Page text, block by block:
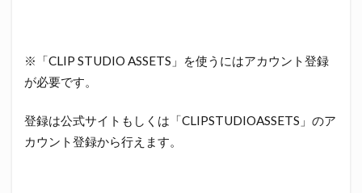
※「CLIP STUDIO ASSETS」を使うにはアカウント登録
が必要です。
登録は公式サイトもしくは「CLIPSTUDIOASSETS」のア
カウント登録から行えます。